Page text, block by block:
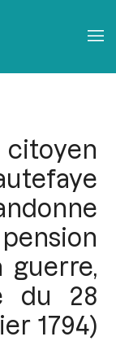
guerre,
du 28
1794)